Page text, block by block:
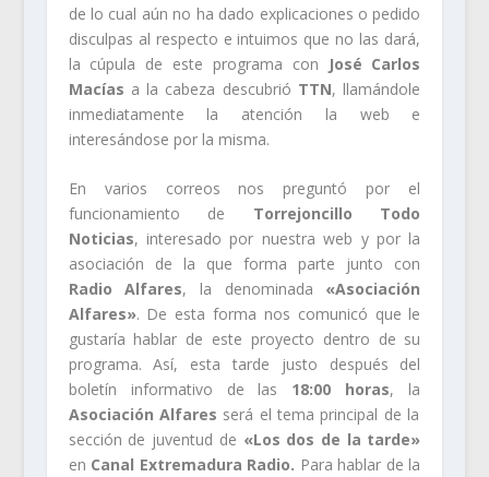
de lo cual aún no ha dado explicaciones o pedido
disculpas al respecto e intuimos que no las dará,
la cúpula de este programa con
José Carlos
Macías a la cabeza descubrió TTN, llamándole
inmediatamente la atención la web e
interesándose por la misma.
En varios correos nos preguntó por el
funcionamiento de Torrejoncillo Todo
Noticias, interesado por nuestra web y por la
asociación de la que forma parte junto con
Radio Alfares, la denominada «Asociación
Alfares». De esta forma nos comunicó que le
gustaría hablar de este proyecto dentro de su
programa. Así, esta tarde justo después del
boletín informativo de las 18:00 horas, la
Asociación Alfares será el tema principal de la
sección de juventud de «Los dos de la tarde»
en Canal Extremadura Radio. Para hablar de la